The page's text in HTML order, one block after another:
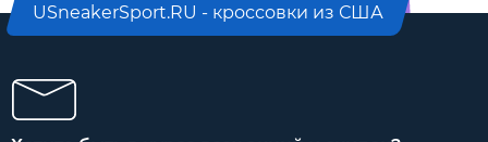
USneakerSport.RU - кроссовки из США